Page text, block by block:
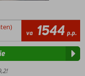
va 1544 p.p.